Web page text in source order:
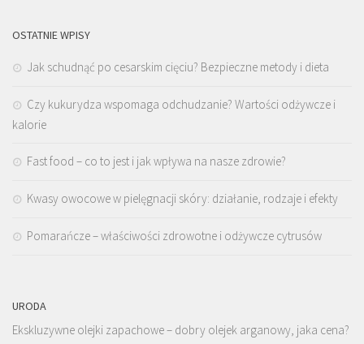
OSTATNIE WPISY
Jak schudnąć po cesarskim cięciu? Bezpieczne metody i dieta
Czy kukurydza wspomaga odchudzanie? Wartości odżywcze i
kalorie
Fast food – co to jest i jak wpływa na nasze zdrowie?
Kwasy owocowe w pielęgnacji skóry: działanie, rodzaje i efekty
Pomarańcze – właściwości zdrowotne i odżywcze cytrusów
URODA
Ekskluzywne olejki zapachowe – dobry olejek arganowy, jaka cena?